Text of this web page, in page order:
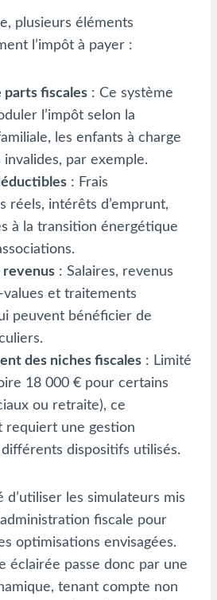
plusieurs éléments
l’impôt à payer :
parts fiscales : Ce système
l’impôt selon la
les enfants à charge
par exemple.
: Frais
réels, intérêts d’emprunt,
à la transition énergétique
revenus : Salaires, revenus
et traitements
peuvent bénéficier de
des niches fiscales : Limité
18 000 € pour certains
ou retraite), ce
requiert une gestion
dispositifs utilisés.
d’utiliser les simulateurs mis
fiscale pour
optimisations envisagées.
éclairée passe donc par une
tenant compte non